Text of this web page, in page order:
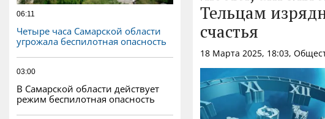
06:11
Четыре часа Самарской области
угрожала беспилотная опасность
03:00
В Самарской области действует
режим беспилотная опасность
Тельцам
счастья
18 Марта 2025, 18:03,